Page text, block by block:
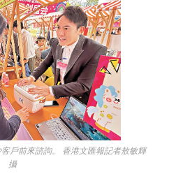
戶前來諮詢。 香港文匯報記者敖敏輝
攝